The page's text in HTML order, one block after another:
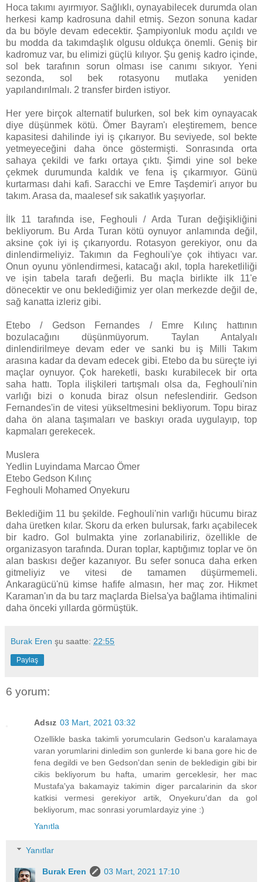
Hoca takımı ayırmıyor. Sağlıklı, oynayabilecek durumda olan
herkesi kamp kadrosuna dahil etmiş. Sezon sonuna kadar
da bu böyle devam edecektir. Şampiyonluk modu açıldı ve
bu modda da takımdaşlık olgusu oldukça önemli. Geniş bir
kadromuz var, bu elimizi güçlü kılıyor. Şu geniş kadro içinde,
sol bek tarafının sorun olması ise canımı sıkıyor. Yeni
sezonda, sol bek rotasyonu mutlaka yeniden
yapılandırılmalı. 2 transfer birden istiyor.
Her yere birçok alternatif bulurken, sol bek kim oynayacak
diye düşünmek kötü. Ömer Bayram'ı eleştiremem, bence
kapasitesi dahilinde iyi iş çıkarıyor. Bu seviyede, sol bekte
yetmeyeceğini daha önce göstermişti. Sonrasında orta
sahaya çekildi ve farkı ortaya çıktı. Şimdi yine sol beke
çekmek durumunda kaldık ve fena iş çıkarmıyor. Günü
kurtarması dahi kafi. Saracchi ve Emre Taşdemir'i arıyor bu
takım. Arasa da, maalesef sık sakatlık yaşıyorlar.
İlk 11 tarafında ise, Feghouli / Arda Turan değişikliğini
bekliyorum. Bu Arda Turan kötü oynuyor anlamında değil,
aksine çok iyi iş çıkarıyordu. Rotasyon gerekiyor, onu da
dinlendirmeliyiz. Takımın da Feghouli'ye çok ihtiyacı var.
Onun oyunu yönlendirmesi, katacağı akıl, topla hareketliliği
ve işin tabela tarafı değerli. Bu maçla birlikte ilk 11'e
dönecektir ve onu beklediğimiz yer olan merkezde değil de,
sağ kanatta izleriz gibi.
Etebo / Gedson Fernandes / Emre Kılınç hattının
bozulacağını düşünmüyorum. Taylan Antalyalı
dinlendirilmeye devam eder ve sanki bu iş Milli Takım
arasına kadar da devam edecek gibi. Etebo da bu süreçte iyi
maçlar oynuyor. Çok hareketli, baskı kurabilecek bir orta
saha hattı. Topla ilişkileri tartışmalı olsa da, Feghouli'nin
varlığı bizi o konuda biraz olsun nefeslendirir. Gedson
Fernandes'in de vitesi yükseltmesini bekliyorum. Topu biraz
daha ön alana taşımaları ve baskıyı orada uygulayıp, top
kapmaları gerekecek.
Muslera
Yedlin Luyindama Marcao Ömer
Etebo Gedson Kılınç
Feghouli Mohamed Onyekuru
Beklediğim 11 bu şekilde. Feghouli'nin varlığı hücumu biraz
daha üretken kılar. Skoru da erken bulursak, farkı açabilecek
bir kadro. Gol bulmakta yine zorlanabiliriz, özellikle de
organizasyon tarafında. Duran toplar, kaptığımız toplar ve ön
alan baskısı değer kazanıyor. Bu sefer sonuca daha erken
gitmeliyiz ve vitesi de tamamen düşürmemeli.
Ankaragücü'nü kimse hafife almasın, her maç zor. Hikmet
Karaman'ın da bu tarz maçlarda Bielsa'ya bağlama ihtimalini
daha önceki yıllarda görmüştük.
Burak Eren şu saatte: 22:55
Paylaş
6 yorum:
Adsız 03 Mart, 2021 03:32
Ozellikle baska takimli yorumcularin Gedson'u karalamaya
varan yorumlarini dinledim son gunlerde ki bana gore hic de
fena degildi ve ben Gedson'dan senin de bekledigin gibi bir
cikis bekliyorum bu hafta, umarim gerceklesir, her mac
Mustafa'ya bakamayiz takimin diger parcalarinin da skor
katkisi vermesi gerekiyor artik, Onyekuru'dan da gol
bekliyorum, mac sonrasi yorumlardayiz yine :)
Yanıtla
Yanıtlar
Burak Eren
03 Mart, 2021 17:10